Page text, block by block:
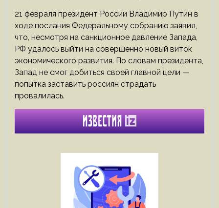
21 февраля президент России Владимир Путин в
ходе послания Федеральному собранию заявил,
что, несмотря на санкционное давление Запада,
РФ удалось выйти на совершенно новый виток
экономического развития. По словам президента,
Запад не смог добиться своей главной цели —
попытка заставить россиян страдать
провалилась.